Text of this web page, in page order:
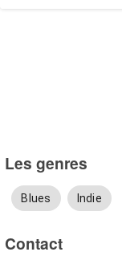
Les genres
Blues Indie
Contact